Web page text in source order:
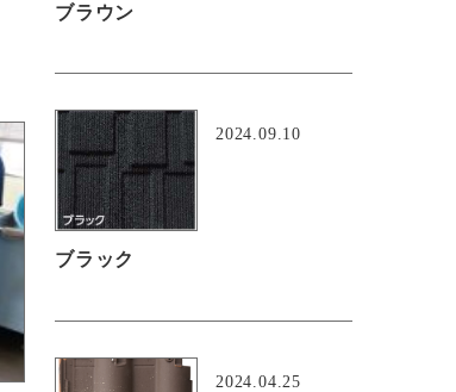
ブラウン
2024.09.10
ブラック
2024.04.25